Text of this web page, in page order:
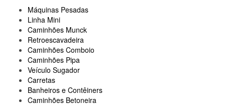
Máquinas Pesadas
Linha Mini
Caminhões Munck
Retroescavadeira
Caminhões Comboio
Caminhões Pipa
Veículo Sugador
Carretas
Banheiros e Contêiners
Caminhões Betoneira